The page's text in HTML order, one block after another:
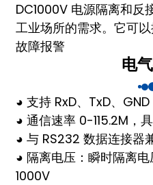
DC1000V 电源隔离和反
工业场所的需求。它可
故障报警
电
◕ 支持 RxD、TxD、
◕ 通信速率 0-115.2M，
◕ 与 RS232 数据连接器
◕ 隔离电压：瞬时隔离
1000V